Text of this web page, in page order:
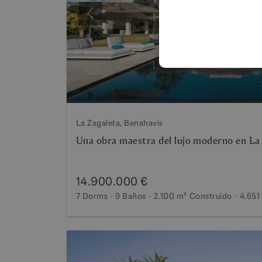
Anterior
La Zagaleta, Benahavis
Una obra maestra del lujo moderno en
14.900.000 €
7 Dorms 9 Baños 2.100 m² Construido 4.651